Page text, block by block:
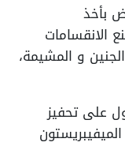
بأخذ
الانقسامات
و المشيمة،
على تحفيز